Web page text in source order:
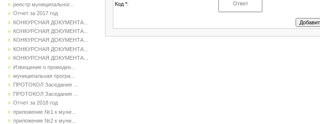
реестр муниципальног...
Отчет за 2017 год
КОНКУРСНАЯ ДОКУМЕНТА...
КОНКУРСНАЯ ДОКУМЕНТА...
КОНКУРСНАЯ ДОКУМЕНТА...
КОНКУРСНАЯ ДОКУМЕНТА...
КОНКУРСНАЯ ДОКУМЕНТА...
Извещение о проведен...
муниципальная програ...
ПРОТОКОЛ Заседания ...
ПРОТОКОЛ Заседания ...
Отчет за 2018 год
приложение №1 к муни...
приложение №2 к муни...
Код *: